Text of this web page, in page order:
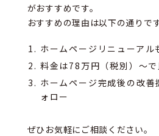
がおすすめです。
おすすめの理由は以下の通りです
ホームページリニューアル
料金は78万円（税別）～
ホームページ完成後の改善
ォロー
ぜひお気軽にご相談ください。